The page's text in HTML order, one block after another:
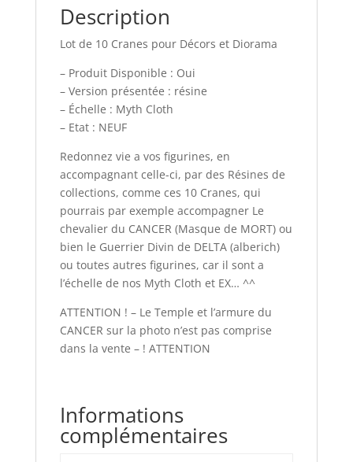
Description
Lot de 10 Cranes pour Décors et Diorama
– Produit Disponible : Oui
– Version présentée : résine
– Échelle : Myth Cloth
– Etat : NEUF
Redonnez vie a vos figurines, en
accompagnant celle-ci, par des Résines de
collections, comme ces 10 Cranes, qui
pourrais par exemple accompagner Le
chevalier du CANCER (Masque de MORT) ou
bien le Guerrier Divin de DELTA (alberich)
ou toutes autres figurines, car il sont a
l’échelle de nos Myth Cloth et EX… ^^
ATTENTION ! – Le Temple et l’armure du
CANCER sur la photo n’est pas comprise
dans la vente – ! ATTENTION
Informations
complémentaires